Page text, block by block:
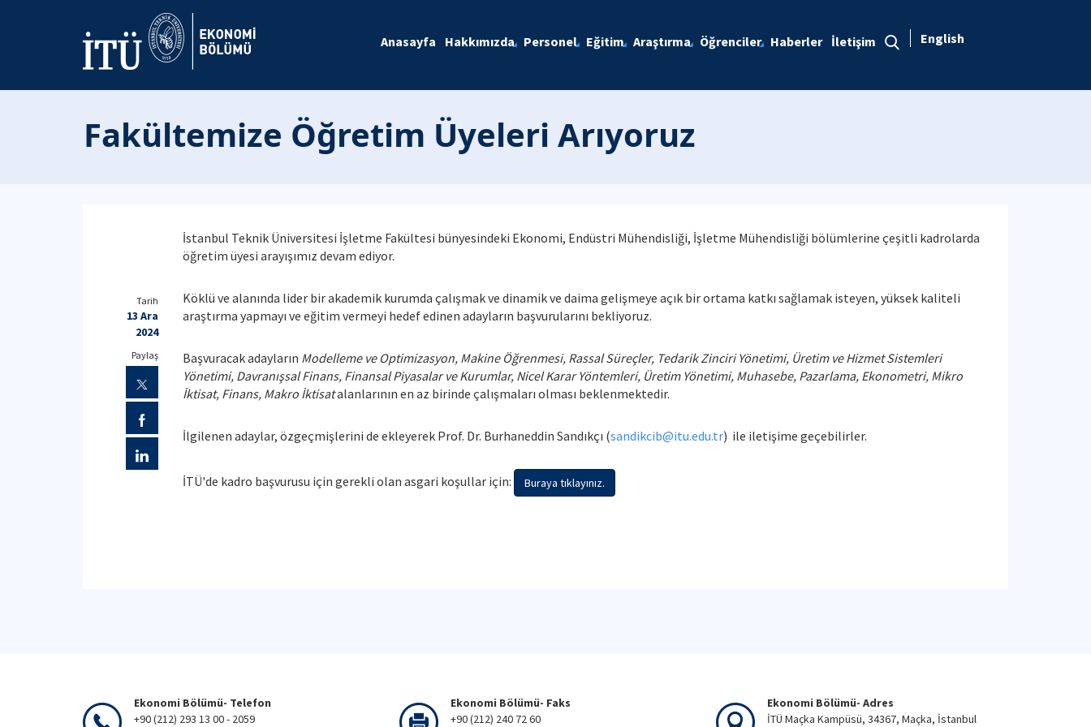
Anasayfa Hakkımızda Personel Eğitim Araştırma Öğrenciler Haberler İletişim English
Fakültemize Öğretim Üyeleri Arıyoruz
İstanbul Teknik Üniversitesi İşletme Fakültesi bünyesindeki Ekonomi, Endüstri Mühendisliği, İşletme Mühendisliği bölümlerine çeşitli kadrolarda
öğretim üyesi arayışımız devam ediyor.
Köklü ve alanında lider bir akademik kurumda çalışmak ve dinamik ve daima gelişmeye açık bir ortama katkı sağlamak isteyen, yüksek kaliteli
araştırma yapmayı ve eğitim vermeyi hedef edinen adayların başvurularını bekliyoruz.
Başvuracak adayların Modelleme ve Optimizasyon, Makine Öğrenmesi, Rassal Süreçler, Tedarik Zinciri Yönetimi, Üretim ve Hizmet Sistemleri
Yönetimi, Davranışsal Finans, Finansal Piyasalar ve Kurumlar, Nicel Karar Yöntemleri, Üretim Yönetimi, Muhasebe, Pazarlama, Ekonometri, Mikro
İktisat, Finans, Makro İktisatalanlarının en az birinde çalışmaları olması beklenmektedir.
İlgilenen adaylar, özgeçmişlerini de ekleyerek Prof. Dr. Burhaneddin Sandıkçı (sandikcib@itu.edu.tr) ile iletişime geçebilirler.
İTÜ'de kadro başvurusu için gerekli olan asgari koşullar için: Buraya tıklayınız.
Tarih
13 Ara
2024
Paylaş
Ekonomi Bölümü- Telefon
+90 (212) 293 13 00 - 2059
Ekonomi Bölümü- Faks
+90 (212) 240 72 60
Ekonomi Bölümü- Adres
İTÜ Maçka Kampüsü, 34367, Maçka, İstanbul